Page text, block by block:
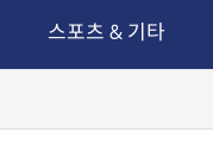
스포츠 & 기타